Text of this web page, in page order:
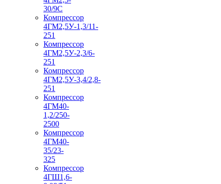
30/9С
Компрессор
4ГМ2,5У-1,3/11-
251
Компрессор
4ГМ2,5У-2,3/6-
251
Компрессор
4ГМ2,5У-3,4/2,8-
251
Компрессор
4ГМ40-
1,2/250-
2500
Компрессор
4ГМ40-
35/23-
325
Компрессор
4ГШ1,6-